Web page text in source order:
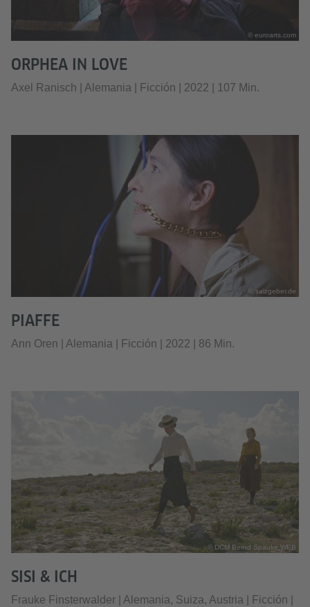
© euroarts.com
ORPHEA IN LOVE
Axel Ranisch | Alemania | Ficción | 2022 | 107 Min.
© salzgeber.de
PIAFFE
Ann Oren | Alemania | Ficción | 2022 | 86 Min.
© DCM Bernd Spauke WEB
SISI & ICH
Frauke Finsterwalder | Alemania, Suiza, Austria | Ficción |